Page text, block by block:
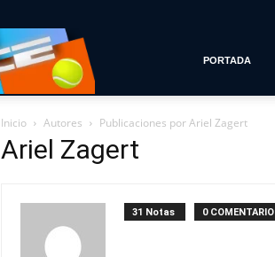
con
Estilo
PORTADA
Inicio Autores Publicaciones por Ariel Zagert
Ariel Zagert
31 Notas 0